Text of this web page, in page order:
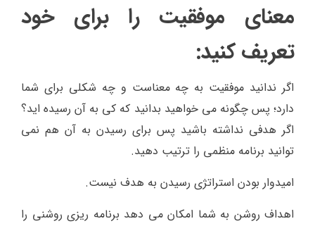
معنای موفقیت را برای خود
تعریف کنید:
اگر ندانید موفقیت به چه معناست و چه شکلی برای شما
دارد؛ پس چگونه می خواهید بدانید که کی به آن رسیده اید؟
اگر هدفی نداشته باشید پس برای رسیدن به آن هم نمی
توانید برنامه منظمی را ترتیب دهید.
امیدوار بودن استراتژی رسیدن به هدف نیست.
اهداف روشن به شما امکان می دهد برنامه ریزی روشنی را